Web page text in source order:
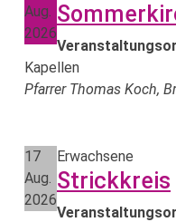
Aug.
2026
Kapellen
Pfarrer Thomas Koch,
17
Aug.
2026
Erwachsene
Strickkreis